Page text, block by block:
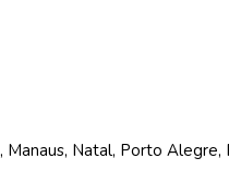
Natal, Porto